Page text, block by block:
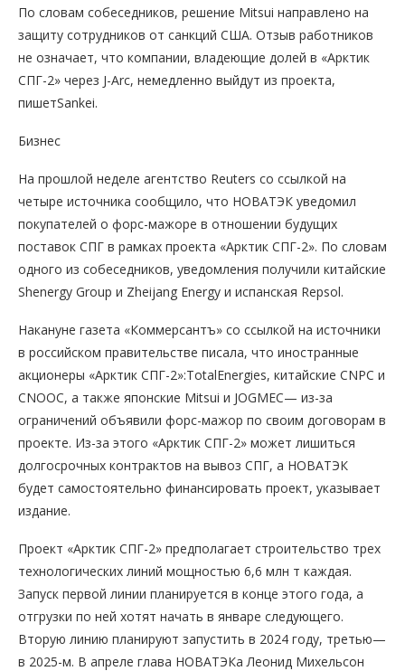
По словам собеседников, решение Mitsui направлено на
защиту сотрудников от санкций США. Отзыв работников
не означает, что компании, владеющие долей в «Арктик
СПГ-2» через J-Arc, немедленно выйдут из проекта,
пишетSankei.
Бизнес
На прошлой неделе агентство Reuters со ссылкой на
четыре источника сообщило, что НОВАТЭК уведомил
покупателей о форс-мажоре в отношении будущих
поставок СПГ в рамках проекта «Арктик СПГ-2». По словам
одного из собеседников, уведомления получили китайские
Shenergy Group и Zheijang Energy и испанская Repsol.
Накануне газета «Коммерсантъ» со ссылкой на источники
в российском правительстве писала, что иностранные
акционеры «Арктик СПГ-2»:TotalEnergies, китайские CNPC и
CNOOC, а также японские Mitsui и JOGMEC— из-за
ограничений объявили форс-мажор по своим договорам в
проекте. Из-за этого «Арктик СПГ-2» может лишиться
долгосрочных контрактов на вывоз СПГ, а НОВАТЭК
будет самостоятельно финансировать проект, указывает
издание.
Проект «Арктик СПГ-2» предполагает строительство трех
технологических линий мощностью 6,6 млн т каждая.
Запуск первой линии планируется в конце этого года, а
отгрузки по ней хотят начать в январе следующего.
Вторую линию планируют запустить в 2024 году, третью—
в 2025-м. В апреле глава НОВАТЭКа Леонид Михельсон